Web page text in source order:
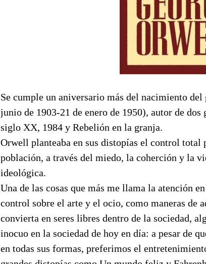
Se cumple un aniversario más del nacimiento
junio de 1903-21 de enero de 1950), autor de dos
siglo XX, 1984 y Rebelión en la granja.
Orwell planteaba en sus distopías el control total
población, a través del miedo, la coherción y la
ideológica.
Una de las cosas que más me llama la atención
control sobre el arte y el ocio, como maneras de
convierta en seres libres dentro de la sociedad,
inocuo en la sociedad de hoy en día: a pesar de
en todas sus formas, preferimos el